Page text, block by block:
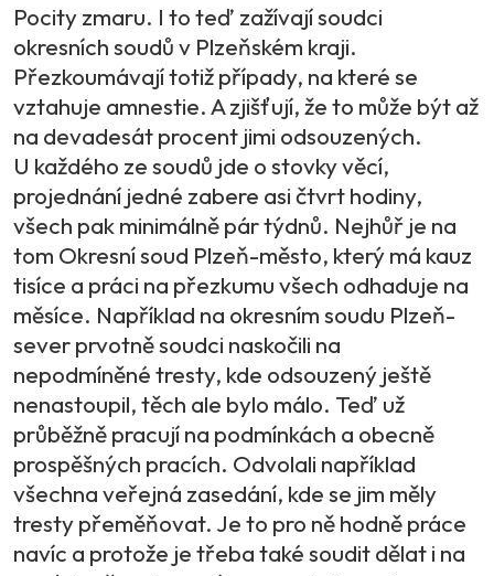
Pocity zmaru. I to teď zažívají soudci
okresních soudů v Plzeňském kraji.
Přezkoumávají totiž případy, na které se
vztahuje amnestie. A zjišťují, že to může být až
na devadesát procent jimi odsouzených.
U každého ze soudů jde o stovky věcí,
projednání jedné zabere asi čtvrt hodiny,
všech pak minimálně pár týdnů. Nejhůř je na
tom Okresní soud Plzeň-město, který má kauz
tisíce a práci na přezkumu všech odhaduje na
měsíce. Například na okresním soudu Plzeň-
sever prvotně soudci naskočili na
nepodmíněné tresty, kde odsouzený ještě
nenastoupil, těch ale bylo málo. Teď už
průběžně pracují na podmínkách a obecně
prospěšných pracích. Odvolali například
všechna veřejná zasedání, kde se jim měly
tresty přeměňovat. Je to pro ně hodně práce
navíc a protože je třeba také soudit dělat i na